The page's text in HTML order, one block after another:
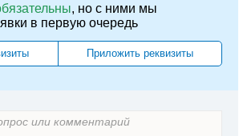
, но с ними мы
в первую очередь
Приложить реквизиты